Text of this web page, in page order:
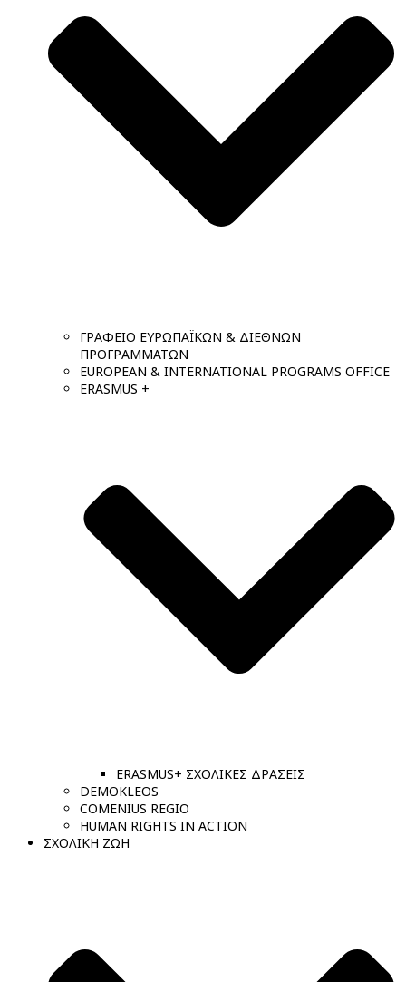
ΓΡΑΦΕΙΟ ΕΥΡΩΠΑΪΚΩΝ & ΔΙΕΘΝΩΝ
ΠΡΟΓΡΑΜΜΑΤΩΝ
EUROPEAN & INTERNATIONAL PROGRAMS OFFICE
ERASMUS +
ERASMUS+ ΣΧΟΛΙΚΕΣ ΔΡΑΣΕΙΣ
DEMOKLEOS
COMENIUS REGIO
HUMAN RIGHTS IN ACTION
ΣΧΟΛΙΚΗ ΖΩΗ